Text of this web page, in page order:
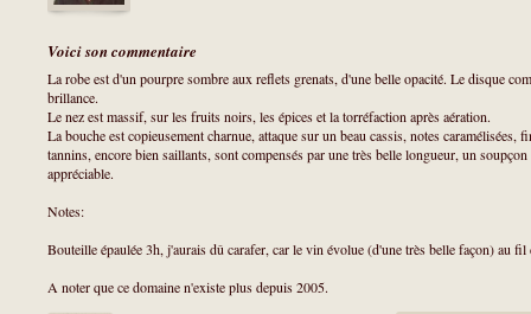
Voici son commentaire
La robe est d'un pourpre sombre aux reflets grenats, d'une belle opacité. Le disque
brillance.
Le nez est massif, sur les fruits noirs, les épices et la torréfaction après aération.
La bouche est copieusement charnue, attaque sur un beau cassis, notes caramélisées,
tannins, encore bien saillants, sont compensés par une très belle longueur, un
appréciable.
Notes:
Bouteille épaulée 3h, j'aurais dû carafer, car le vin évolue (d'une très belle façon) au fil
A noter que ce domaine n'existe plus depuis 2005.